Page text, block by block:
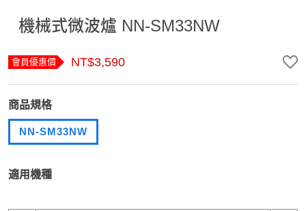
機械式微波爐 NN-SM33NW
會員優惠價 NT$3,590
商品規格
NN-SM33NW
適用機種